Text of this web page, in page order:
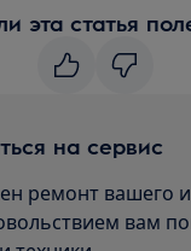
эта статья
на сервис
ремонт вашего
вам